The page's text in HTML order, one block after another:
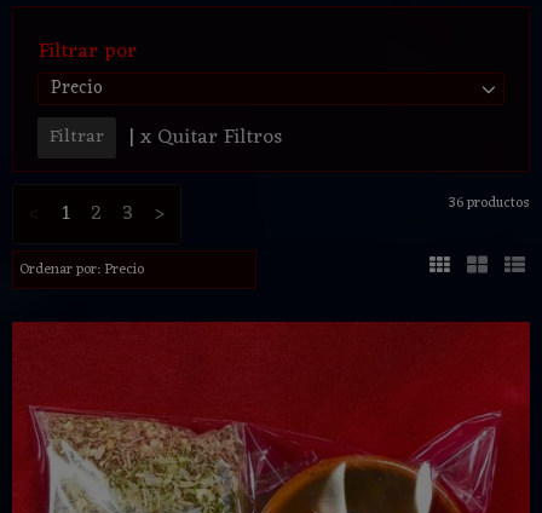
Filtrar por
Precio
| x Quitar Filtros
1 2 3 > 36 productos
Ordenar por:Precio